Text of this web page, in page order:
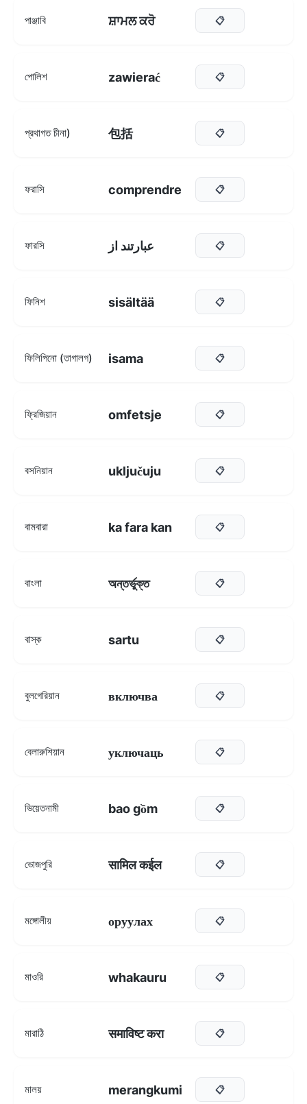
পাঞ্জাবি ਸ਼ਾਮਲ ਕਰੋ 📋
পোলিশ zawierać 📋
প্রথাগত চীনা) 包括 📋
ফরাসি comprendre 📋
ফারসি عبارتند از 📋
ফিনিশ sisältää 📋
ফিলিপিনো (তাগালগ) isama 📋
ফ্রিজিয়ান omfetsje 📋
বসনিয়ান uključuju 📋
বামবারা ka fara kan 📋
বাংলা অন্তর্ভুক্ত 📋
বাস্ক sartu 📋
বুলগেরিয়ান включва 📋
বেলারুশিয়ান уключаць 📋
ভিয়েতনামী bao gồm 📋
ভোজপুরি सामिल कईल 📋
মঙ্গোলীয় оруулах 📋
মাওরি whakauru 📋
মারাঠি समाविष्ट करा 📋
মালয় merangkumi 📋